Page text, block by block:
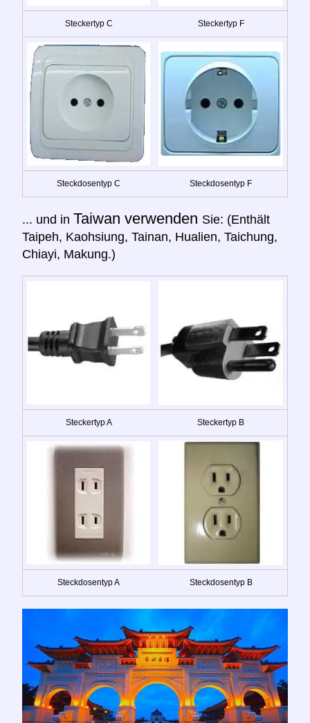
Steckertyp C Steckertyp F
Steckdosentyp C Steckdosentyp F
... und in Taiwan verwenden Sie: (Enthält
Taipeh, Kaohsiung, Tainan, Hualien, Taichung,
Chiayi, Makung.)
Steckertyp A Steckertyp B
Steckdosentyp A Steckdosentyp B